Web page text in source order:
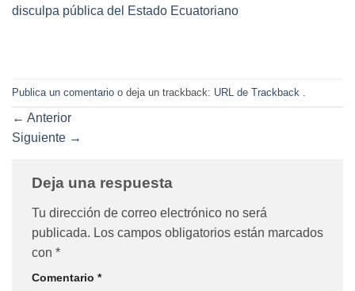
disculpa pública del Estado Ecuatoriano
Publica un comentario o deja un trackback: URL de Trackback
← Anterior
Siguiente →
Deja una respuesta
Tu dirección de correo electrónico no será
publicada. Los campos obligatorios están marcados
con *
Comentario *